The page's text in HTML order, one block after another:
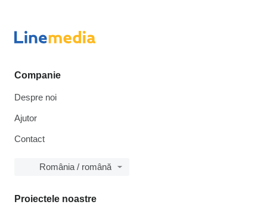
Companie
Despre noi
Ajutor
Contact
România / română
Proiectele noastre